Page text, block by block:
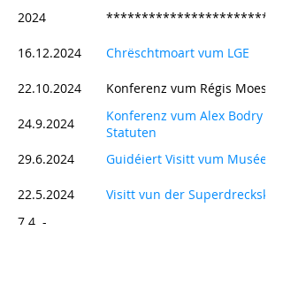
2024
16.12.2024 Chrëschtmoart vum LGE
22.10.2024 Konferenz vum Régis Moes
24.9.2024
Konferenz vum Alex Bodry :
Statuten
29.6.2024
Guidéiert Visitt vum Musée
22.5.2024
Visitt vun der
7.4. -